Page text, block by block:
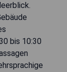
bis 10:30